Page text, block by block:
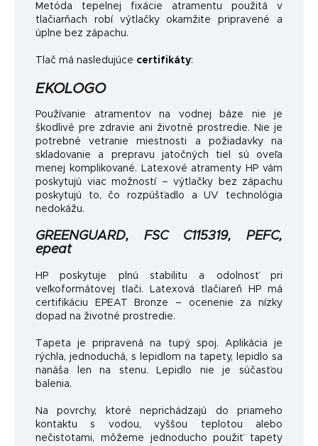
Metóda tepelnej fixácie atramentu použitá v
tlačiarňach robí výtlačky okamžite pripravené a
úplne bez zápachu.
Tlač má nasledujúce certifikáty:
EKOLOGO
Používanie atramentov na vodnej báze nie je
škodlivé pre zdravie ani životné prostredie. Nie je
potrebné vetranie miestnosti a požiadavky na
skladovanie a prepravu jatočných tiel sú oveľa
menej komplikované. Latexové atramenty HP vám
poskytujú viac možností – výtlačky bez zápachu
poskytujú to, čo rozpúšťadlo a UV technológia
nedokážu.
GREENGUARD, FSC C115319, PEFC,
epeat
HP poskytuje plnú stabilitu a odolnosť pri
veľkoformátovej tlači. Latexová tlačiareň HP má
certifikáciu EPEAT Bronze – ocenenie za nízky
dopad na životné prostredie.
Tapeta je pripravená na tupý spoj. Aplikácia je
rýchla, jednoduchá, s lepidlom na tapety, lepidlo sa
nanáša len na stenu. Lepidlo nie je súčasťou
balenia.
Na povrchy, ktoré neprichádzajú do priameho
kontaktu s vodou, vyššou teplotou alebo
nečistotami, môžeme jednoducho použiť tapety